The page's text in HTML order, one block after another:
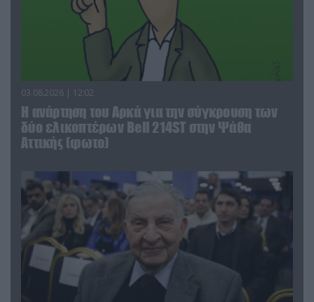
03.08.2026 | 12:02
Η ανάρτηση του Αρκά για την σύγκρουση των
δύο ελικοπτέρων Bell 214ST στην Ψάθα
Αττικής (φωτο)